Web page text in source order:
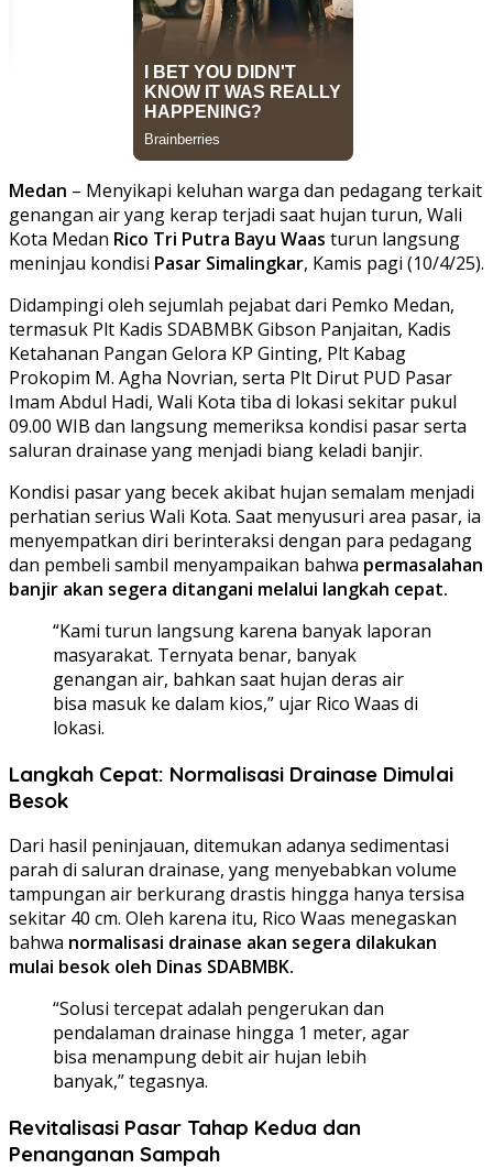
Medan – Menyikapi keluhan warga dan pedagang terkait
genangan air yang kerap terjadi saat hujan turun, Wali
Kota Medan Rico Tri Putra Bayu Waas turun langsung
meninjau kondisi Pasar Simalingkar, Kamis pagi (10/4/25).
Didampingi oleh sejumlah pejabat dari Pemko Medan,
termasuk Plt Kadis SDABMBK Gibson Panjaitan, Kadis
Ketahanan Pangan Gelora KP Ginting, Plt Kabag
Prokopim M. Agha Novrian, serta Plt Dirut PUD Pasar
Imam Abdul Hadi, Wali Kota tiba di lokasi sekitar pukul
09.00 WIB dan langsung memeriksa kondisi pasar serta
saluran drainase yang menjadi biang keladi banjir.
Kondisi pasar yang becek akibat hujan semalam menjadi
perhatian serius Wali Kota. Saat menyusuri area pasar, ia
menyempatkan diri berinteraksi dengan para pedagang
dan pembeli sambil menyampaikan bahwa permasalahan
banjir akan segera ditangani melalui langkah cepat.
“Kami turun langsung karena banyak laporan
masyarakat. Ternyata benar, banyak
genangan air, bahkan saat hujan deras air
bisa masuk ke dalam kios,” ujar Rico Waas di
lokasi.
Langkah Cepat: Normalisasi Drainase Dimulai
Besok
Dari hasil peninjauan, ditemukan adanya sedimentasi
parah di saluran drainase, yang menyebabkan volume
tampungan air berkurang drastis hingga hanya tersisa
sekitar 40 cm. Oleh karena itu, Rico Waas menegaskan
bahwa normalisasi drainase akan segera dilakukan
mulai besok oleh Dinas SDABMBK.
“Solusi tercepat adalah pengerukan dan
pendalaman drainase hingga 1 meter, agar
bisa menampung debit air hujan lebih
banyak,” tegasnya.
Revitalisasi Pasar Tahap Kedua dan
Penanganan Sampah